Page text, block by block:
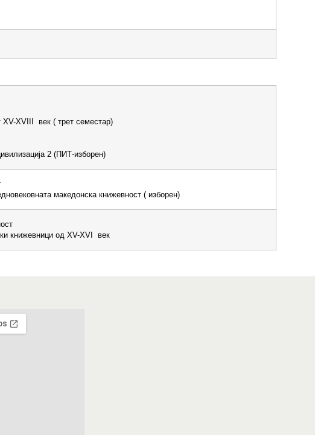
XV-XVIII век ( трет семестар)
2 (ПИТ-изборен)
македонска книжевност ( изборен)
книжевници од XV-XVI век